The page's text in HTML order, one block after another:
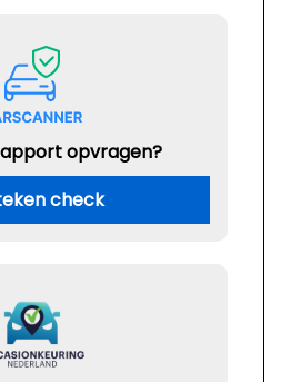
opvragen?
check